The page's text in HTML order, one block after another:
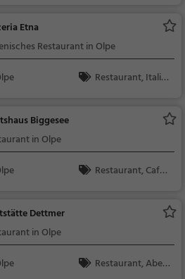
Etna
Restaurant in Olpe
Restaurant, Italie
Biggesee
in Olpe
Restaurant, Café,
n, Frühstück, Gebäck
Dettmer
in Olpe
Restaurant, Aben